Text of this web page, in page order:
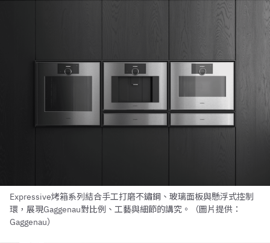
Expressive烤箱系列結合手工打磨不鏽鋼、玻璃面板與懸浮式控制
環，展現Gaggenau對比例、工藝與細節的講究。（圖片提供：
Gaggenau）